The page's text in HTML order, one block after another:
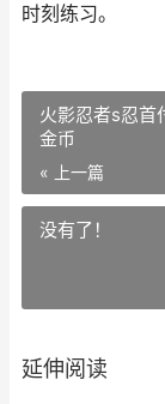
时刻练习。
火影忍者s忍首
金币
« 上一篇
没有了！
延伸阅读